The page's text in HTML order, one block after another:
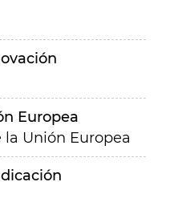
Europea
Unión Europea